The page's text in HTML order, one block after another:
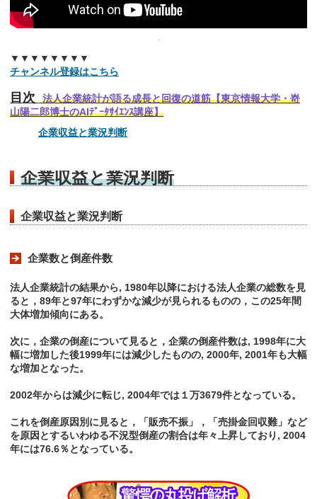
▼▼▼▼▼▼▼▼
チャンネル登録はこちら
目次
法人企業統計が語る成長と回復の道筋【東京情報大学・嵜
山陽二郎博士のAIﾃﾞｰﾀｻｲｴﾝｽ講座】
企業収益と業況判断
企業収益と業況判断
企業収益と業況判断
企業数と倒産件数
法人企業統計の結果から, 1980年以降における法人企業の総数を見
ると，89年と97年にわずかな減少が見られるものの，この25年間
大体増加傾向にある。
次に，企業の倒産について見ると，企業の倒産件数は, 1998年に大
幅に増加した後1999年には減少したものの, 2000年, 2001年も大幅
な増加となった。
2002年からは減少に転じ, 2004年では１万3679件となっている。
これを倒産原因別に見ると，「販売不振」，「売掛金回収難」など
を原因とするいわゆる不況型倒産の割合は年々上昇しており, 2004
年には76.6％となっている。